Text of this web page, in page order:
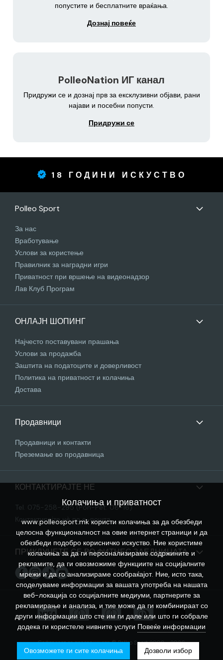
попустите и бесплатните враќања.
Дознај повеќе
PolleoNation ИГ канал
Придружи се и дознај прв за ексклузивни објави, рани
најави и посебни попусти.
Придружи се
18 ГОДИНИ ИСКУСТВО
Polleo Sport
За нас
Вработување
Услови за користење
Правилник за наградни игри
Приватност при вршење на видеонадзор
Лав Клуб Програм
ОНЛАЈН ШОПИНГ
Најчесто поставувани прашања
Услови за продажба
Заштита на податоците и доверливост
Политика на приватност и колачиња
Достава
Продавници
Продавници и контакти
Преземање во продавница
КОНТАКТИРАЈТЕ НЕ
Tel. 075-258-295 (Pon-Pet: 08-16)
Контактирајте нѐ по е-пошта
ПРИКЛУЧЕТЕ СЕ ВО ФИТНЕС ЗАЕДНИЦАТА
Софтверот за продавницата © Polleo Sport 2008 - 2026
Колачиња и приватност
www.polleosport.mk користи колачиња за да обезбеди
целосна функционалност на овие интернет страници и да
обезбеди подобро корисничко искуство. Ние користиме
колачиња за да ги персонализираме содржините и
рекламите, да ги овозможиме функциите на социјалните
мрежи и да го анализираме сообраќајот. Ние, исто така,
споделуваме информации за вашата употреба на нашата
веб-локација со социјалните медиуми, партнерите за
рекламирање и анализа, и тие може да ги комбинираат со
други информации што сте им ги дале или што ги собрале
додека ги користеле нивните услуги Повеќе информации
Овозможете ги сите колачиња Дозволи избор